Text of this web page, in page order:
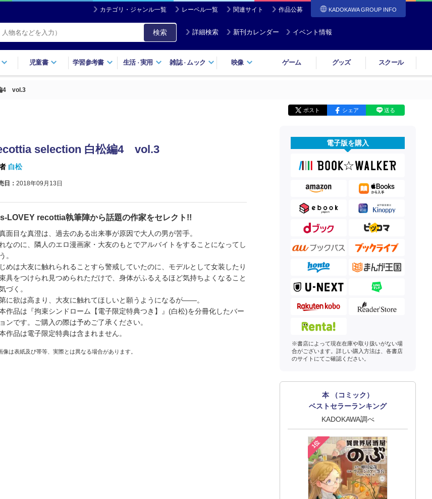
カテゴリ・ジャンル一覧 レーベル一覧 関連サイト 作品公募 KADOKAWA GROUP INFO
検索 詳細検索 新刊カレンダー イベント情報
児童書 学習参考書 生活・実用 雑誌・ ムック 映像 ゲーム グッズ スクール
4 vol.3
ポスト シェア 送る
selection 白松編4 vol.3
白松
日： 2018年09月13日
LOVEY recottia執筆陣から話題の作家をセレクト!!
面目な真澄は、過去のある出来事が原因で大人の男が苦手。
なのに、隣人のエロ漫画家・大友のもとでアルバイトをすることになってし
。
めは大友に触れられることすら警戒していたのに、モデルとして女装したり
具をつけられ見つめられただけで、身体がふるえるほど気持ちよくなること
づく。
に欲は高まり、大友に触れてほしいと願うようになるが――。
作品は『拘束シンドローム【電子限定特典つき】』(白松)を分冊化したバー
ンです。ご購入の際は予めご了承ください。
作品は電子限定特典は含まれません。
像は表紙及び帯等、実際とは異なる場合があります。
電子版を購入
※書店によって現在在庫や取り扱いがない場
合がございます。詳しい購入方法は、各書店
のサイトにてご確認ください。
本 （コミック）
ベストセラーランキング
KADOKAWA調べ
1位